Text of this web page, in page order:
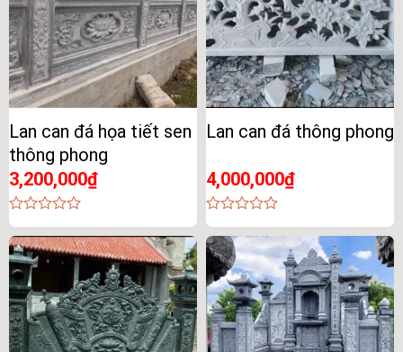
Lan can đá họa tiết sen
thông phong
3,200,000₫
0
out
of
5
Lan can đá thông phong
4,000,000₫
0
out
of